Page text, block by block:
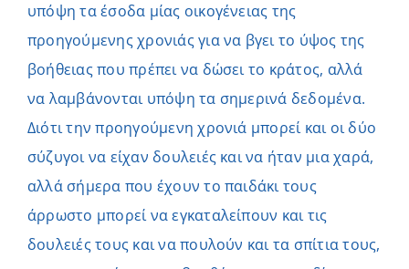
υπόψη τα έσοδα μίας οικογένειας της
προηγούμενης χρονιάς για να βγει το ύψος της
βοήθειας που πρέπει να δώσει το κράτος, αλλά
να λαμβάνονται υπόψη τα σημερινά δεδομένα.
Διότι την προηγούμενη χρονιά μπορεί και οι δύο
σύζυγοι να είχαν δουλειές και να ήταν μια χαρά,
αλλά σήμερα που έχουν το παιδάκι τους
άρρωστο μπορεί να εγκαταλείπουν και τις
δουλειές τους και να πουλούν και τα σπίτια τους,